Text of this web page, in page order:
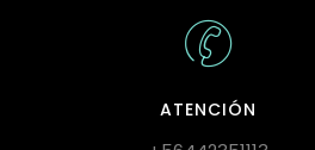
ATENCIÓN